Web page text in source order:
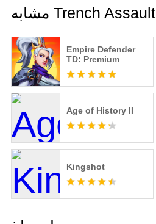
مشابه Trench Assault
Empire Defender
TD: Premium
Age of History II
Kingshot